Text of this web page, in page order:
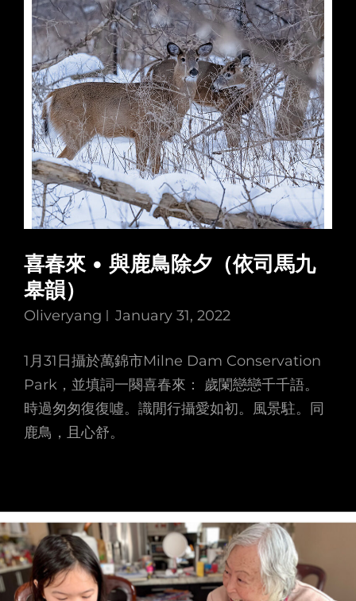
喜春來 • 與鹿鳥除夕（依司馬九
皋韻）
Oliveryang January 31, 2022
1月31日攝於萬錦市Milne Dam Conservation
Park，並填詞一闋喜春來： 歲闌戀戀千千語。
時過匆匆復復噓。識閒行攝愛如初。風景駐。同
鹿鳥，且心舒。